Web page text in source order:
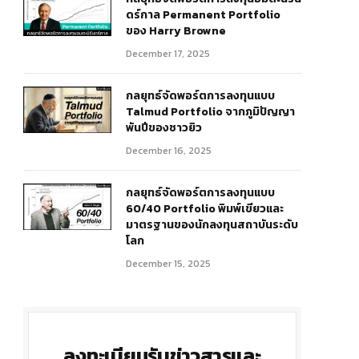
ดร์กาล Permanent Portfolio
ของ Harry Browne
December 17, 2025
กลยุทธ์จัดพอร์ตการลงทุนแบบ
Talmud Portfolio จากภูมิปัญญา
พันปีของชาวยิว
December 16, 2025
กลยุทธ์จัดพอร์ตการลงทุนแบบ
60/40 Portfolio พิมพ์เขียวและ
มาตรฐานของนักลงทุนสถาบันระดับ
โลก
December 15, 2025